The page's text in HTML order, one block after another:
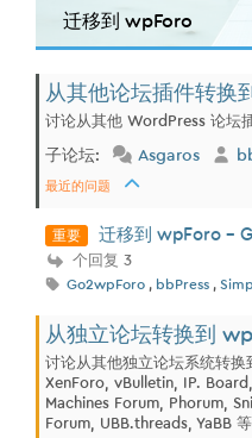
迁移到 wpForo
从其他论坛插件转换
讨论从其他 WordPress 论坛
子论坛: Asgaros
最近的问题
重要 迁移到 wpForo -
个回复 3
Go2wpForo , bbPress ,
从独立论坛转换到
讨论从其他独立论坛系统转
XenForo, vBulletin, IP.
Machines Forum, Phorum,
Forum, UBB.threads, YaBB 等